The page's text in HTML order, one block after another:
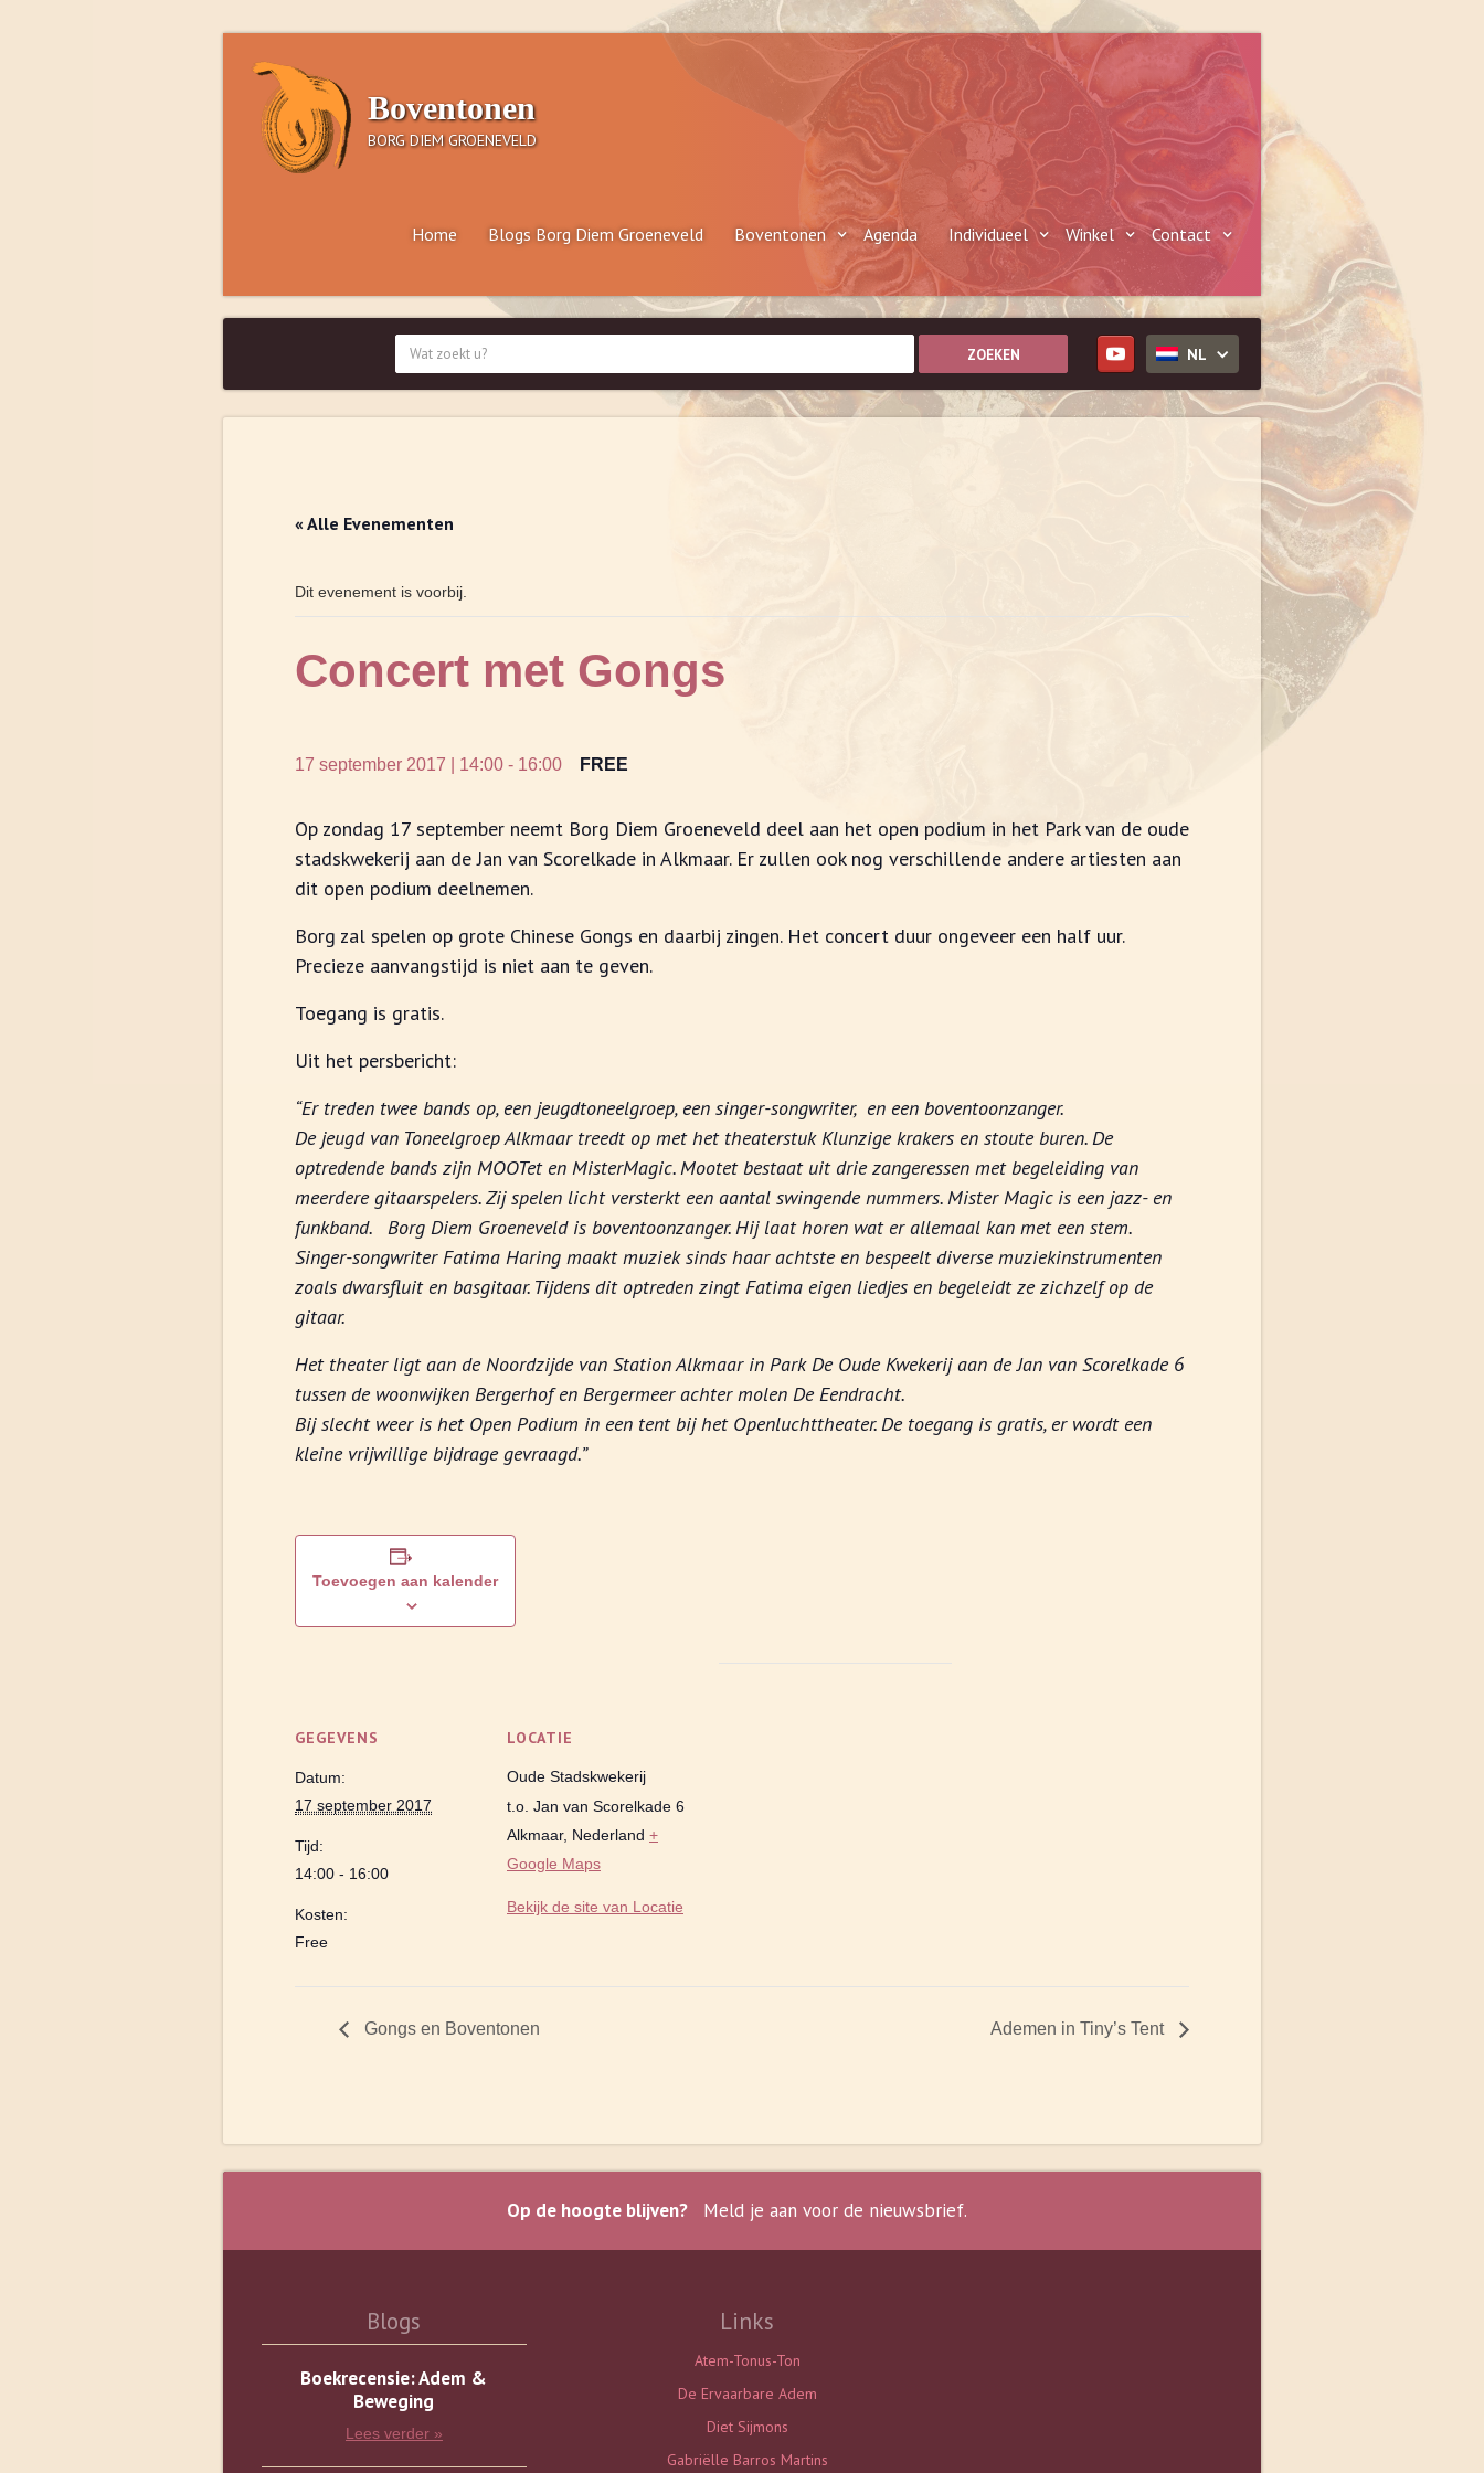
Boventonen
BORG DIEM GROENEVELD
Home Blogs Borg Diem Groeneveld Boventonen Agenda Individueel Winkel Contact
NL
« Alle Evenementen
Dit evenement is voorbij.
Concert met Gongs
17 september 2017 | 14:00 - 16:00 FREE
Op zondag 17 september neemt Borg Diem Groeneveld deel aan het open podium in het Park van de oude
stadskwekerij aan de Jan van Scorelkade in Alkmaar. Er zullen ook nog verschillende andere artiesten aan
dit open podium deelnemen.
Borg zal spelen op grote Chinese Gongs en daarbij zingen. Het concert duur ongeveer een half uur.
Precieze aanvangstijd is niet aan te geven.
Toegang is gratis.
Uit het persbericht:
“Er treden twee bands op, een jeugdtoneelgroep, een singer-songwriter, en een boventoonzanger.
De jeugd van Toneelgroep Alkmaar treedt op met het theaterstuk Klunzige krakers en stoute buren. De
optredende bands zijn MOOTet en MisterMagic. Mootet bestaat uit drie zangeressen met begeleiding van
meerdere gitaarspelers. Zij spelen licht versterkt een aantal swingende nummers. Mister Magic is een jazz- en
funkband. Borg Diem Groeneveld is boventoonzanger. Hij laat horen wat er allemaal kan met een stem.
Singer-songwriter Fatima Haring maakt muziek sinds haar achtste en bespeelt diverse muziekinstrumenten
zoals dwarsfluit en basgitaar. Tijdens dit optreden zingt Fatima eigen liedjes en begeleidt ze zichzelf op de
gitaar.
Het theater ligt aan de Noordzijde van Station Alkmaar in Park De Oude Kwekerij aan de Jan van Scorelkade 6
tussen de woonwijken Bergerhof en Bergermeer achter molen De Eendracht.
Bij slecht weer is het Open Podium in een tent bij het Openluchttheater. De toegang is gratis, er wordt een
kleine vrijwillige bijdrage gevraagd.”
Toevoegen aan kalender
GEGEVENS
Datum:
17 september 2017
Tijd:
14:00 - 16:00
Kosten:
Free
LOCATIE
Oude Stadskwekerij
t.o. Jan van Scorelkade 6
Alkmaar, Nederland +
Google Maps
Bekijk de site van Locatie
Gongs en Boventonen Ademen in Tiny’s Tent
Op de hoogte blijven? Meld je aan voor de nieuwsbrief.
Blogs
Boekrecensie: Adem &
Beweging
Lees verder »
Links
Atem-Tonus-Ton
De Ervaarbare Adem
Diet Sijmons
Gabriëlle Barros Martins